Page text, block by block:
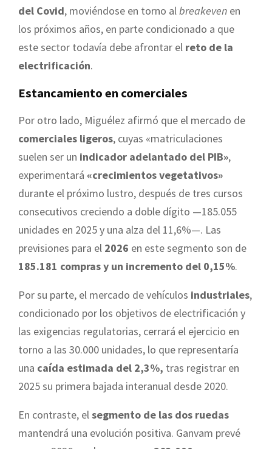
del Covid, moviéndose en torno albreakeven en
los próximos años, en parte condicionado a que
este sector todavía debe afrontar el reto de la
electrificación.
Estancamiento en comerciales
Por otro lado, Miguélez afirmó que el mercado de
comerciales ligeros, cuyas «matriculaciones
suelen ser un indicador adelantado del PIB»,
experimentará «crecimientos vegetativos»
durante el próximo lustro, después de tres cursos
consecutivos creciendo a doble dígito —185.055
unidades en 2025 y una alza del 11,6%—. Las
previsiones para el 2026 en este segmento son de
185.181 compras y un incremento del 0,15%.
Por su parte, el mercado de vehículos industriales,
condicionado por los objetivos de electrificación y
las exigencias regulatorias, cerrará el ejercicio en
torno a las 30.000 unidades, lo que representaría
una caída estimada del 2,3%, tras registrar en
2025 su primera bajada interanual desde 2020.
En contraste, elsegmento de las dos ruedas
mantendrá una evolución positiva. Ganvam prevé